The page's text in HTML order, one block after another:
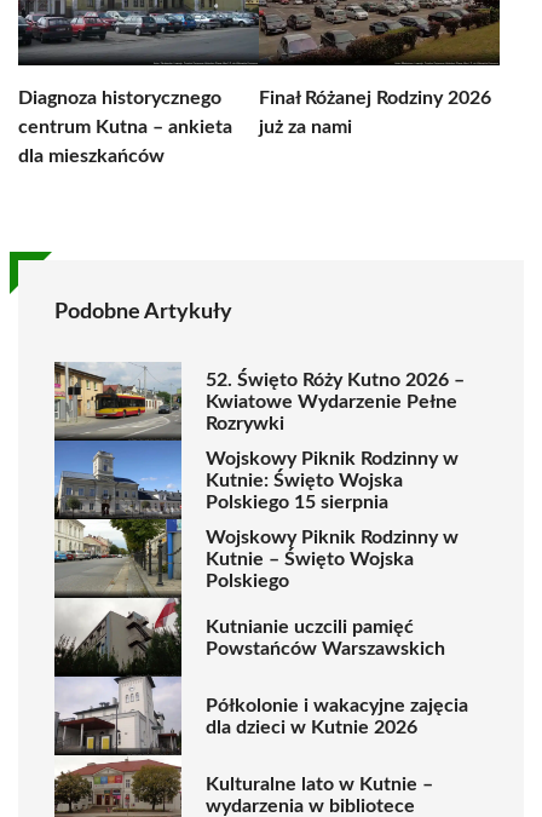
Diagnoza historycznego
centrum Kutna – ankieta
dla mieszkańców
Finał Różanej Rodziny 2026
już za nami
Podobne Artykuły
52. Święto Róży Kutno 2026 –
Kwiatowe Wydarzenie Pełne
Rozrywki
Wojskowy Piknik Rodzinny w
Kutnie: Święto Wojska
Polskiego 15 sierpnia
Wojskowy Piknik Rodzinny w
Kutnie – Święto Wojska
Polskiego
Kutnianie uczcili pamięć
Powstańców Warszawskich
Półkolonie i wakacyjne zajęcia
dla dzieci w Kutnie 2026
Kulturalne lato w Kutnie –
wydarzenia w bibliotece